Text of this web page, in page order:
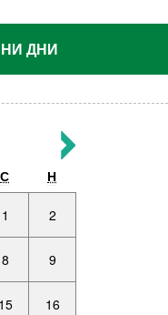
ДНИ
С Н
1 2
8 9
15 16